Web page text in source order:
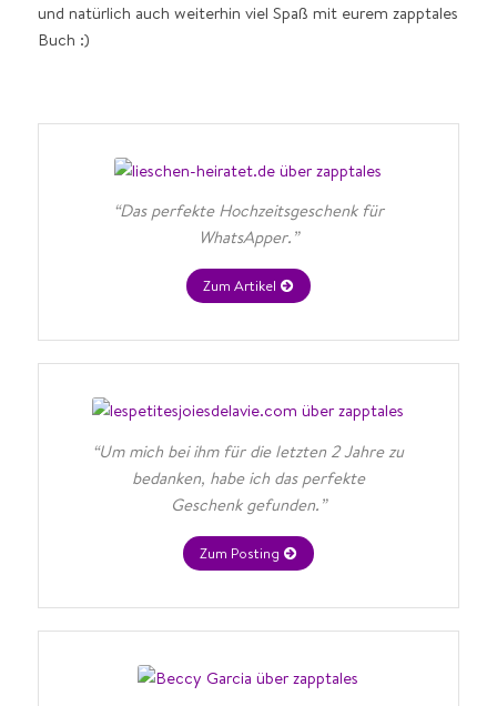
und natürlich auch weiterhin viel Spaß mit eurem zapptales
Buch :)
“Das perfekte Hochzeitsgeschenk für
WhatsApper.”
Zum Artikel
“Um mich bei ihm für die letzten 2 Jahre zu
bedanken, habe ich das perfekte
Geschenkgefunden.”
Zum Posting